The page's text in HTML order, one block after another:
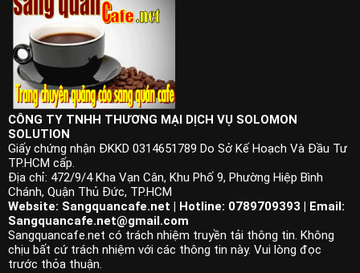
CÔNG TY TNHH THƯƠNG MẠI DỊCH VỤ SOLOMON
SOLUTION
Giấy chứng nhận ĐKKD 0314651789 Do Sở Kế Hoạch Và Đầu Tư
TP.HCM cấp.
Địa chỉ: 472/9/4 Kha Vạn Cân, Khu Phố 9, Phường Hiệp Bình
Chánh, Quận Thủ Đức, TP.HCM
Website: Sangquancafe.net | Hotline: 0789709393 | Email:
Sangquancafe.net@gmail.com
Sangquancafe.net có trách nhiệm truyền tải thông tin. Không
chịu bất cứ trách nhiệm với các thông tin này. Vui lòng đọc
trước thỏa thuận.